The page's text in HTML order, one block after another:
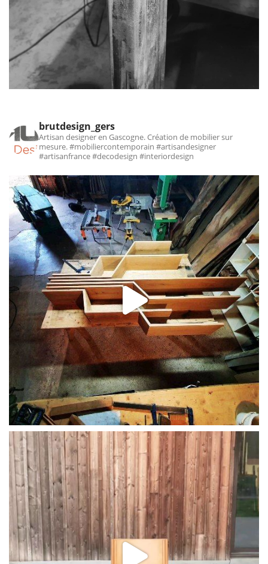
brutdesign_gers
Artisan designer en Gascogne. Création de mobilier sur
mesure.#mobiliercontemporain #artisandesigner
#artisanfrance #decodesign #interiordesign